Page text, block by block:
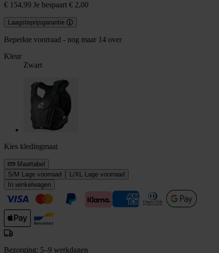
€ 154,99 Je bespaart € 2,00
Laagsteprijsgarantie
Beperkte voorraad - nog maar 14 over
Kleur
Zwart
Kies kledingmaat
Maattabel
S/M Lage voorraad L/XL Lage voorraad
In winkelwagen
Bezorging: 5–9 werkdagen